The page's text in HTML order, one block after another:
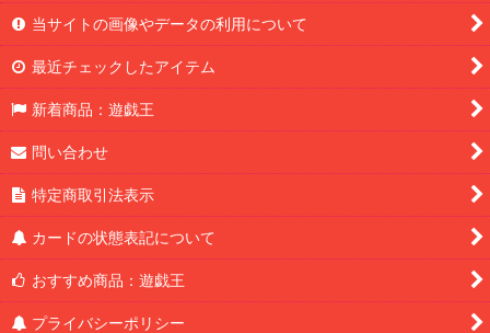
当サイトの画像やデータの利用について
最近チェックしたアイテム
新着商品：遊戯王
問い合わせ
特定商取引法表示
カードの状態表記について
おすすめ商品：遊戯王
プライバシーポリシー